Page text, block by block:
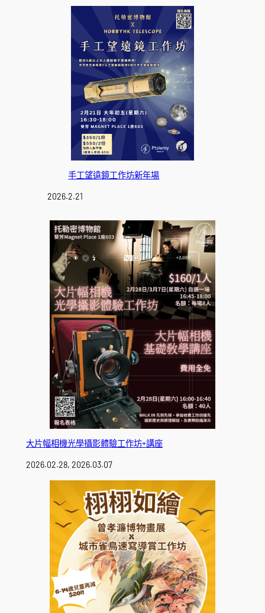
手工望遠鏡工作坊新年場
2026.2.21
大片幅相機光學攝影體驗工作坊+講座
2026.02.28, 2026.03.07